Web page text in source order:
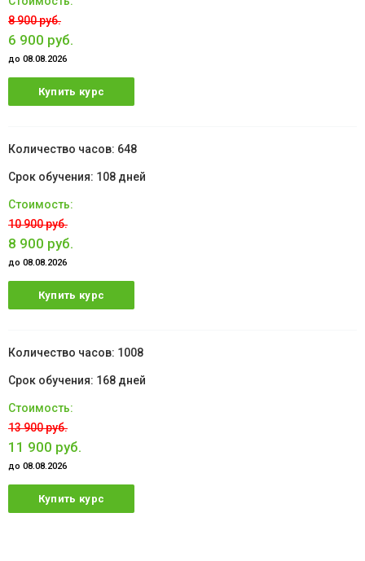
8 900 руб.
6 900 руб.
до 08.08.2026
Купить курс
648
108 дней
10 900 руб.
8 900 руб.
до 08.08.2026
Купить курс
1008
168 дней
13 900 руб.
11 900 руб.
до 08.08.2026
Купить курс